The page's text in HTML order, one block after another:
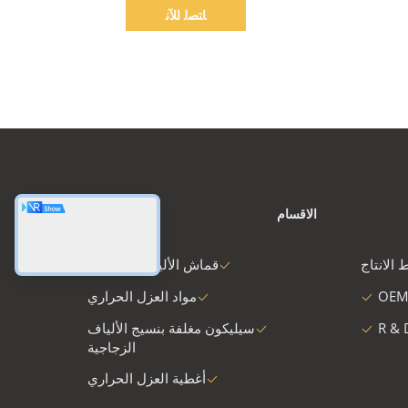
ﺎﺘﺼﻟ ﺍﻶﻧ
الاقسام
قماش الألياف الزجاجية
مواد العزل الحراري
سيليكون مغلفة بنسيج الألياف
الزجاجية
أغطية العزل الحراري
الانتاج
R &